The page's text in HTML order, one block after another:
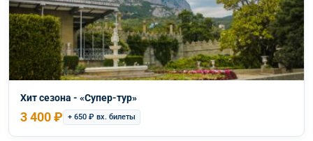
Хит сезона - «Супер-тур»
3 400 ₽ + 650 ₽ вх. билеты